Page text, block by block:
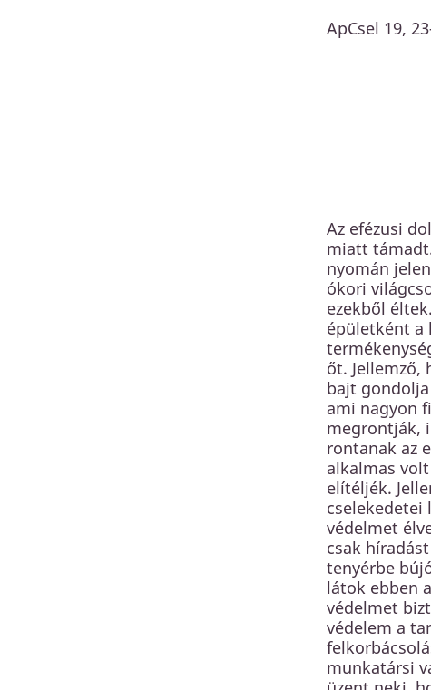
ApCsel 19,
Az efézusi
miatt
nyomán
ókori
ezekből
épületként a
őt. Jellemző,
bajt
ami nagyon
megrontják,
rontanak az
alkalmas
elítéljék.
cselekedetei
védelmet
csak
tenyérbe
látok ebben
védelmet
védelem a
munkatársi